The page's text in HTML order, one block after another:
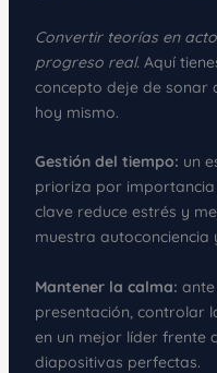
Convertir teorías en
progreso real. Aquí
concepto deje de sonar
hoy mismo.
Gestión del tiempo: un
prioriza por
clave reduce estrés y
muestra autoconciencia
Mantener la calma:
presentación, controlar
en un mejor líder frente
diapositivas perfectas.